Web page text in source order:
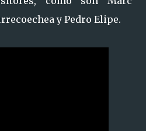
y Pedro Elipe.